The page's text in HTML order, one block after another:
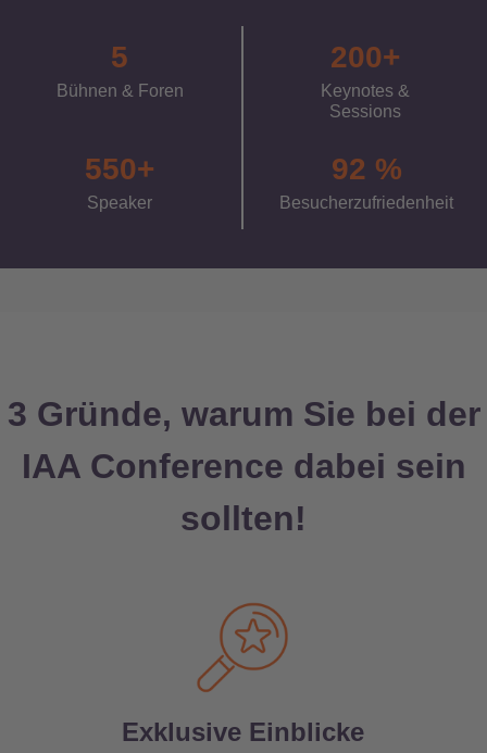
5
Bühnen & Foren
200
Keynotes &
Sessions
550
Speaker
92
Besucher­zufriedenheit
3 Gründe, warum Sie bei der
IAA Conference dabei sein
sollten!
Exklusive Einblicke